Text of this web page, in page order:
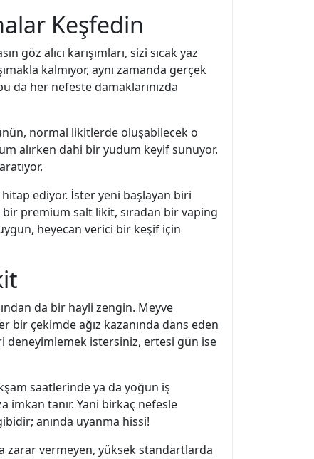
Keşfedin
alıcı karışımları, sizi sıcak yaz
kalmıyor, aynı zamanda gerçek
da her nefeste damaklarınızda
normal likitlerde oluşabilecek o
alırken dahi bir yudum keyif sunuyor.
hitap ediyor. İster yeni başlayan biri
premium salt likit, sıradan bir vaping
heyecan verici bir keşif için
da bir hayli zengin. Meyve
bir çekimde ağız kazanında dans eden
deneyimlemek istersiniz, ertesi gün ise
saatlerinde ya da yoğun iş
imkan tanır. Yani birkaç nefesle
anında uyanma hissi!
zarar vermeyen, yüksek standartlarda